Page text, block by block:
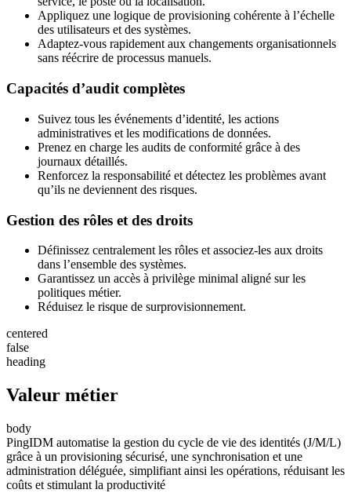
Appliquez une logique de provisioning cohérente à l’échelle
des utilisateurs et des systèmes.
Adaptez-vous rapidement aux changements organisationnels
sans réécrire de processus manuels.
Capacités d’audit complètes
Suivez tous les événements d’identité, les actions
administratives et les modifications de données.
Prenez en charge les audits de conformité grâce à des
journaux détaillés.
Renforcez la responsabilité et détectez les problèmes avant
qu’ils ne deviennent des risques.
Gestion des rôles et des droits
Définissez centralement les rôles et associez-les aux droits
dans l’ensemble des systèmes.
Garantissez un accès à privilège minimal aligné sur les
politiques métier.
Réduisez le risque de surprovisionnement.
centered
false
heading
Valeur métier
body
PingIDM automatise la gestion du cycle de vie des identités (J/M/L)
grâce à un provisioning sécurisé, une synchronisation et une
administration déléguée, simplifiant ainsi les opérations, réduisant les
coûts et stimulant la productivité